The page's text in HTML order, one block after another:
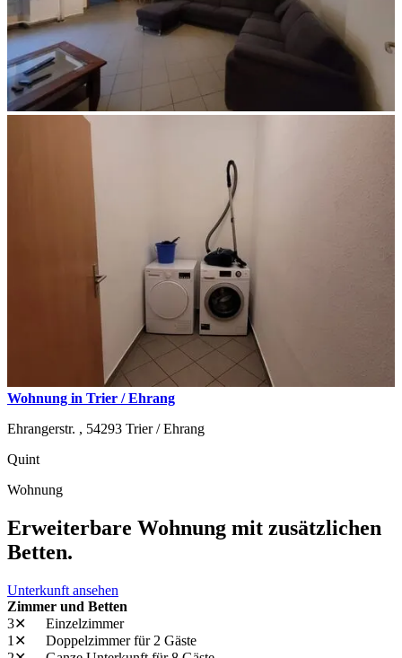
Wohnung in Trier / Ehrang
Ehrangerstr. , 54293 Trier / Ehrang
Quint
Wohnung
Erweiterbare Wohnung mit zusätzlichen
Betten.
Unterkunft ansehen
Zimmer und Betten
3✕
Einzelzimmer
1✕
Doppelzimmerfür 2 Gäste